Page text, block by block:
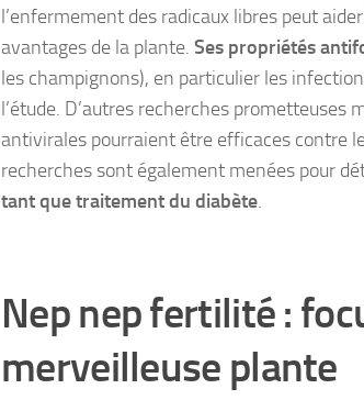
l’enfermement des radicaux libres peut
avantages de la plante. Ses propriétés
les champignons), en particulier les
l’étude. D’autres recherches prometteuses
antivirales pourraient être efficaces contre
recherches sont également menées pour
tant que traitement du diabète.
Nep nep fertilité :
merveilleuse plante